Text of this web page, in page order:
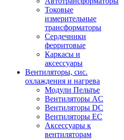
Токовые
измерительные
трансформаторы
Сердечники
ферритовые
Каркасы и
аксессуары
Вентиляторы, сис.
охлаждения и нагрева
Модули Пельтье
Вентиляторы AC
Вентиляторы DC
Вентиляторы EC
Аксессуары к
вентиляторам